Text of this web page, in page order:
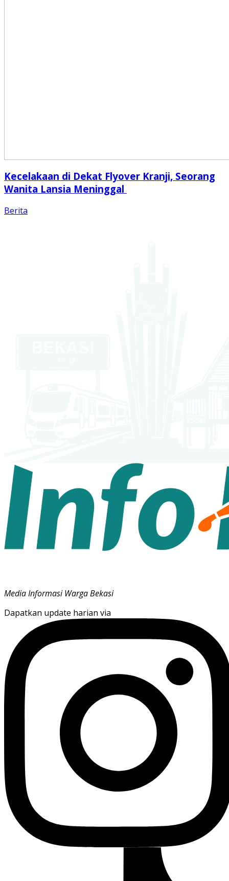
Kecelakaan di Dekat Flyover Kranji, Seorang
Wanita Lansia Meninggal
Berita
Media Informasi Warga Bekasi
Dapatkan update harian via